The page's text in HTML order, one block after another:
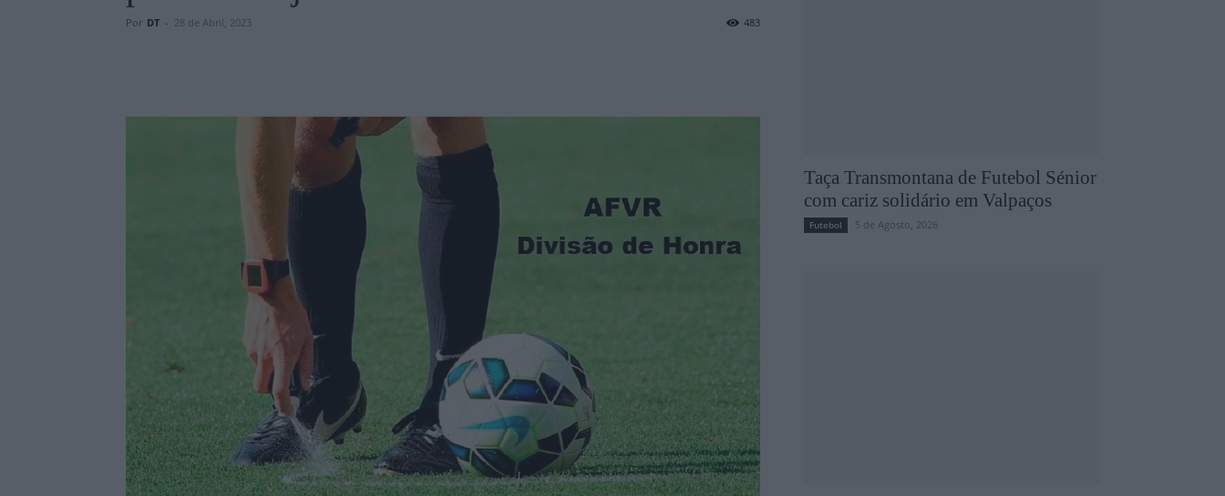
Por DT - 28 de Abril, 2023 483
Taça Transmontana de Futebol Sénior
com cariz solidário em Valpaços
Futebol 5 de Agosto, 2026